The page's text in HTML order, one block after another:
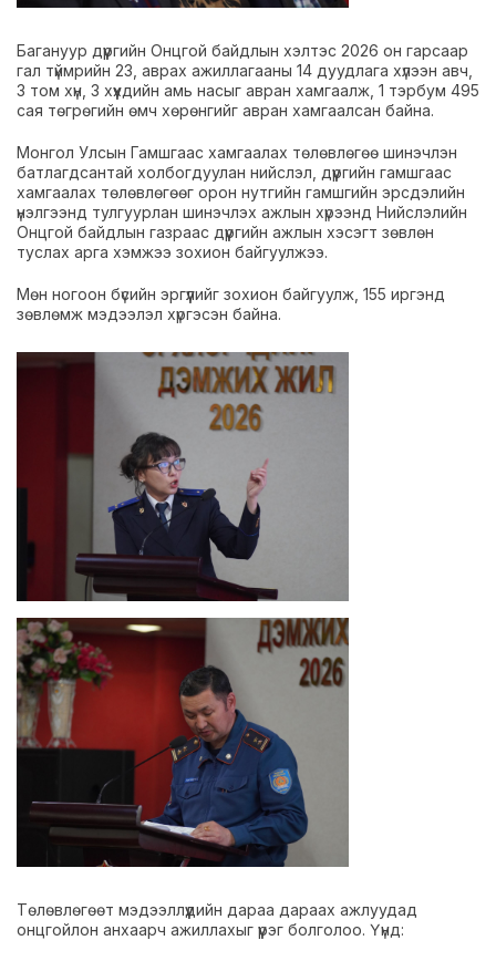
Багануур дүүргийн Онцгой байдлын хэлтэс 2026 он гарсаар
гал түймрийн 23, аврах ажиллагааны 14 дуудлага хүлээн авч,
3 том хүн, 3 хүүхдийн амь насыг авран хамгаалж, 1 тэрбум 495
сая төгрөгийн өмч хөрөнгийг авран хамгаалсан байна.
Монгол Улсын Гамшгаас хамгаалах төлөвлөгөө шинэчлэн
батлагдсантай холбогдуулан нийслэл, дүүргийн гамшгаас
хамгаалах төлөвлөгөөг орон нутгийн гамшгийн эрсдэлийн
үнэлгээнд тулгуурлан шинэчлэх ажлын хүрээнд Нийслэлийн
Онцгой байдлын газраас дүүргийн ажлын хэсэгт зөвлөн
туслах арга хэмжээ зохион байгуулжээ.
Мөн ногоон бүсийн эргүүлийг зохион байгуулж, 155 иргэнд
зөвлөмж мэдээлэл хүргэсэн байна.
Төлөвлөгөөт мэдээллүүдийн дараа дараах ажлуудад
онцгойлон анхаарч ажиллахыг үүрэг болголоо. Үүнд: